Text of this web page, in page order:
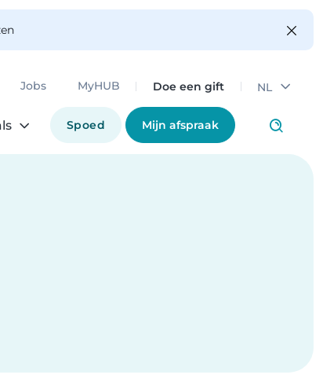
Jobs MyHUB Doe een gift NL
Spoed Mijn afspraak